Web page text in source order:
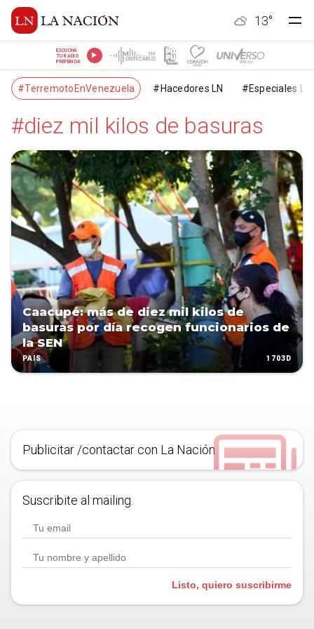
13°
ESCUCHÁ
TU RADIO
PREFERIDA
#TerremotoEnVenezuela #Hacedores LN #Especiales LN
#diez mil kilos de basuras
Caacupé: más de diez mil kilos de
basuras por día recogen funcionarios de
la SEN
PAÍS 1703D
Publicitar /contactar con La Nación
Suscribite al mailing.
Listo, quiero suscribirme